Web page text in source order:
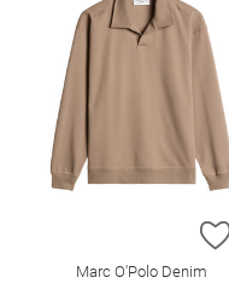
Marc O'Polo Denim